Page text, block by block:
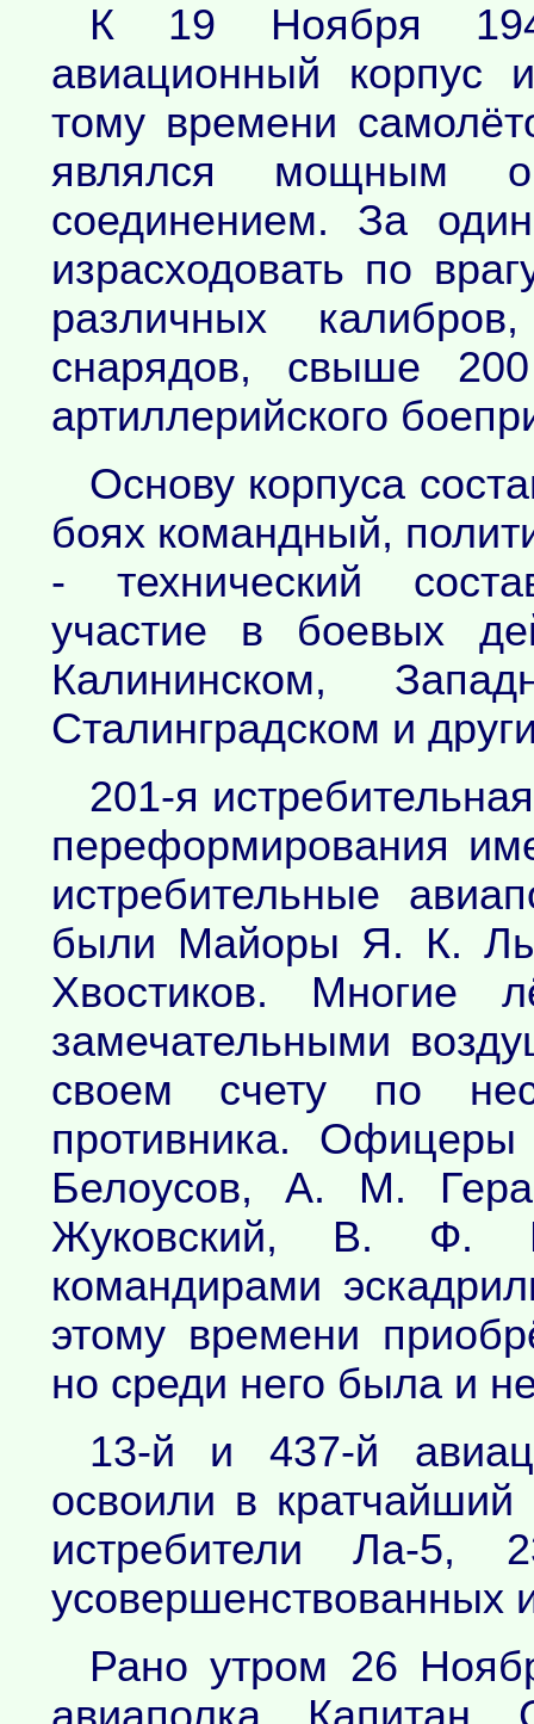
К 19 Ноября
авиационный
тому времени
являлся мощным
соединением. За
израсходовать по
различных
снарядов, свыше
артиллерийского
Основу корпуса
боях командный,
- технический
участие в боевых
Калининском,
Сталинградском и
201-я
переформирования
истребительные
были Майоры Я. К.
Хвостиков. Многие
замечательными
своем счету по
противника.
Белоусов, А. М.
Жуковский, В. Ф.
командирами
этому времени
но среди него была и
13-й и 437-й
освоили в
истребители Ла-5,
усовершенствованных
Рано утром 26